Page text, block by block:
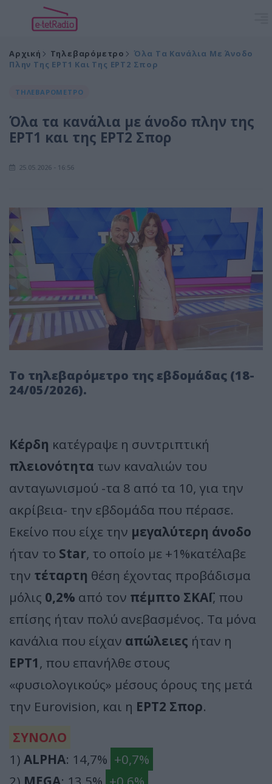
Αρχική Τηλεβαρόμετρο
Όλα Τα Κανάλια Με Άνοδο
Πλην Της ΕΡΤ1 Και Της ΕΡΤ2 Σπορ
ΤΗΛΕΒΑΡΟΜΕΤΡΟ
Όλα τα κανάλια με άνοδο πλην της
ΕΡΤ1 και της ΕΡΤ2 Σπορ
25.05.2026 - 16:56
Το τηλεβαρόμετρο της εβδομάδας (18-
24/05/2026).
Κέρδη κατέγραψε η συντριπτική
πλειονότητα των καναλιών του
ανταγωνισμού -τα 8 από τα 10, για την
ακρίβεια- την εβδομάδα που πέρασε.
Εκείνο που είχε την μεγαλύτερη άνοδο
ήταν το Star, το οποίο με +1%κατέλαβε
την τέταρτη θέση έχοντας προβάδισμα
μόλις 0,2% από τον πέμπτο ΣΚΑΪ, που
επίσης ήταν πολύ ανεβασμένος. Τα μόνα
κανάλια που είχαν απώλειες ήταν η
ΕΡΤ1 , που επανήλθε στους
«φυσιολογικούς» μέσους όρους της μετά
την Eurovision, και η ΕΡΤ2 Σπορ.
ΣΥΝΟΛΟ
1) ALPHA: 14,7% +0,7%